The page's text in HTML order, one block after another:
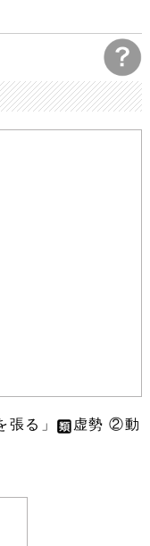
る」
虚勢 ②動